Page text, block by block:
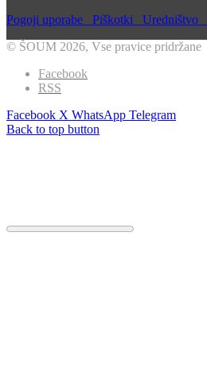
Pogoji uporabe Piškotki Uredništvo
© ŠOUM 2026, Vse pravice pridržane
Facebook
RSS
Facebook X WhatsApp Telegram
Back to top button